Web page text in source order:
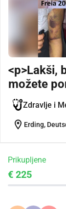
<p>Lakši,
možete
Zdravlje i
location_on Erding,
Prikupljene
€ 225